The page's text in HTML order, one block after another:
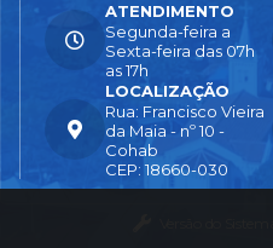
LOCALIZAÇÃO
Rua: Francisco Vieira
da Maia - nº 10 -
Cohab
CEP: 18660-030
ATENDIMENTO
Segunda-feira a
Sexta-feira das 07h
as 17h